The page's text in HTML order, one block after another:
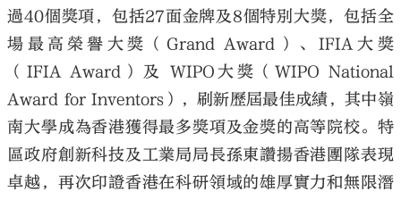
大公文匯
過40個獎項，包括27面金牌及8個特別大獎，包括全
場最高榮譽大獎（Grand Award）、IFIA大獎
（IFIA Award）及 WIPO大獎（WIPO National
Award for Inventors），刷新歷屆最佳成績，其中嶺
南大學成為香港獲得最多獎項及金獎的高等院校。特
區政府創新科技及工業局局長孫東讚揚香港團隊表現
卓越，再次印證香港在科研領域的雄厚實力和無限潛